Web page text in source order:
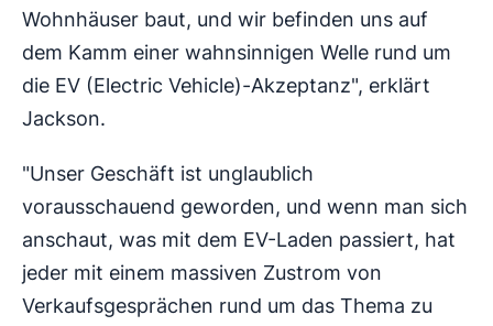
Wohnhäuser baut, und wir befinden uns auf
dem Kamm einer wahnsinnigen Welle rund um
die EV (Electric Vehicle)-Akzeptanz", erklärt
Jackson.
"Unser Geschäft ist unglaublich
vorausschauend geworden, und wenn man sich
anschaut, was mit dem EV-Laden passiert, hat
jeder mit einem massiven Zustrom von
Verkaufsgesprächen rund um das Thema zu